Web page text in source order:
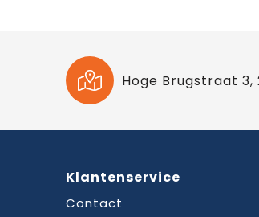
Hoge Brugstraat
Klantenservice
Contact